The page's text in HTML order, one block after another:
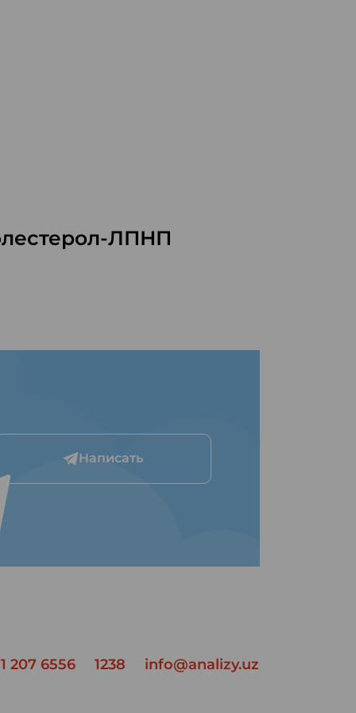
ЛПНП
Написать
207 6556 1238 info@analizy.uz